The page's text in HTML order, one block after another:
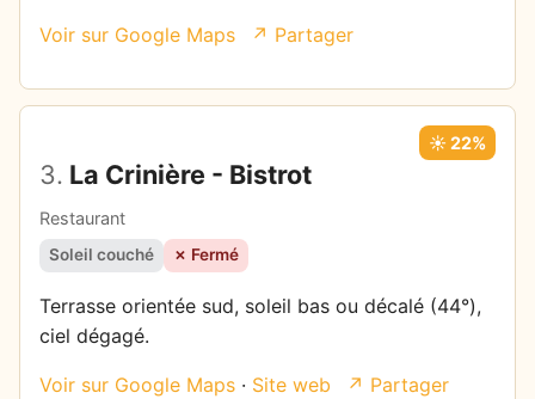
Voir sur Google Maps ↗ Partager
3. La Crinière - Bistrot
Restaurant
☀️ 22%
Soleil couché ✗ Fermé
Terrasse orientée sud, soleil bas ou décalé (44°),
ciel dégagé.
Voir sur Google Maps · Site web ↗ Partager